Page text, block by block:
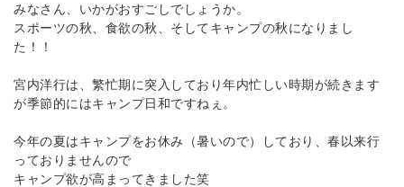
みなさん、いかがおすごしでしょうか。
スポーツの秋、食欲の秋、そしてキャンプの秋になりまし
た！！
宮内洋行は、繁忙期に突入しており年内忙しい時期が続きます
が季節的にはキャンプ日和ですねぇ。
今年の夏はキャンプをお休み（暑いので）しており、春以来行
っておりませんので
キャンプ欲が高まってきました笑